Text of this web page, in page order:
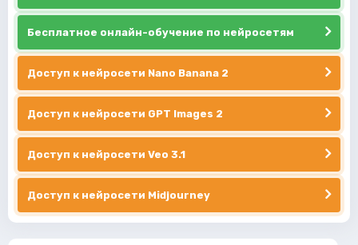
Бесплатное онлайн-обучение по нейросетям
Доступ к нейросети Nano Banana 2
Доступ к нейросети GPT Images 2
Доступ к нейросети Veo 3.1
Доступ к нейросети Midjourney